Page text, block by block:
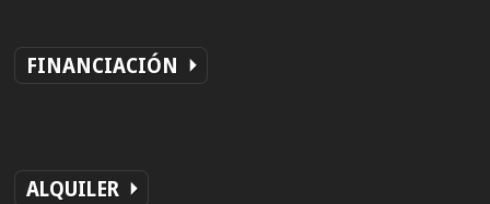
FINANCIACIÓN
ALQUILER